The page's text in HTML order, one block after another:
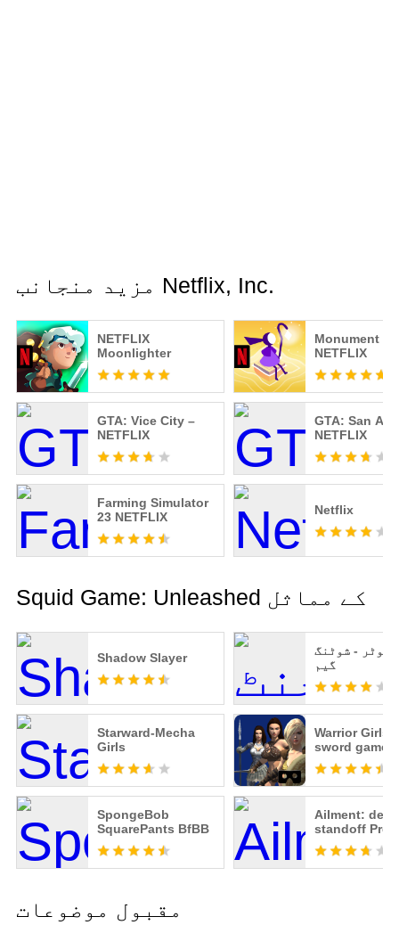
مزید منجانب Netflix, Inc.
NETFLIX
Moonlighter
Monument
NETFLIX
GTA: Vice City –
NETFLIX
GTA: San
NETFLIX
Farming Simulator
23 NETFLIX
Netflix
Squid Game: Unleashed کے مماثل
Shadow Slayer
شوٹر - شوٹنگ
گیم
Starward-Mecha
Girls
Warrior Girls -
sword game
SpongeBob
SquarePants BfBB
Ailment: dead
standoff
مقبول موضوعات